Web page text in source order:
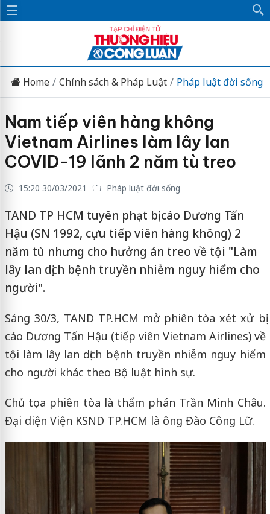
Home Chính sách & Pháp Luật Pháp luật đời sống
Nam tiếp viên hàng không
Vietnam Airlines làm lây lan
COVID-19 lãnh 2 năm tù treo
15:20 30/03/2021 Pháp luật đời sống
TAND TP HCM tuyên phạt bị cáo Dương Tấn
Hậu (SN 1992, cựu tiếp viên hàng không) 2
năm tù nhưng cho hưởng án treo về tội "Làm
lây lan dịch bệnh truyền nhiễm nguy hiểm cho
người".
Sáng 30/3, TAND TP.HCM mở phiên tòa xét xử bị
cáo Dương Tấn Hậu (tiếp viên Vietnam Airlines) về
tội làm lây lan dịch bệnh truyền nhiễm nguy hiểm
cho người khác theo Bộ luật hình sự.
Chủ tọa phiên tòa là thẩm phán Trần Minh Châu.
Đại diện Viện KSND TP.HCM là ông Đào Công Lữ.